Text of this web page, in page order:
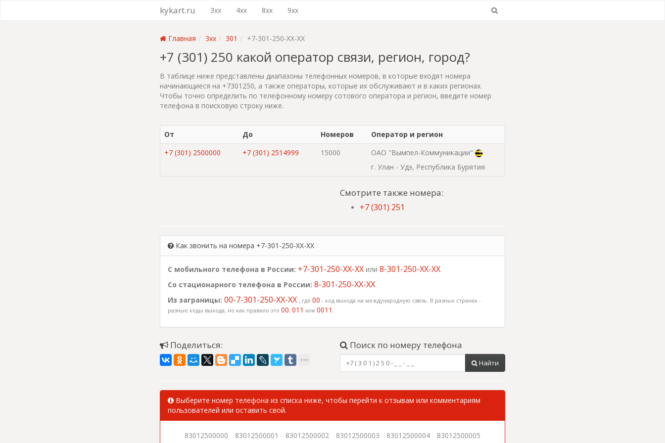
kykart.ru 3xx 4xx 8xx 9xx
Главная 3xx 301 +7-301-250-XX-XX
+7 (301) 250 какой оператор связи, регион, город?
В таблице ниже представлены диапазоны телефонных номеров, в которые входят номера
начинающиеся на +7301250, а также операторы, которые их обслуживают и в каких регионах.
Чтобы точно определить по телефонному номеру сотового оператора и регион, введите номер
телефона в поисковую строку ниже.
От До Номеров
Оператор и регион
+7 (301) 2500000
+7 (301) 2514999 15000
ОАО "Вымпел-Коммуникации"
г. Улан - Удэ, Республика Бурятия
Смотрите также номера:
+7 (301) 251
Как звонить на номера +7-301-250-XX-XX
С мобильного телефона в России: +7-301-250-XX-XX или 8-301-250-XX-XX
Со стационарного телефона в России: 8-301-250-XX-XX
Из заграницы: 00-7-301-250-XX-XX , где 00 - код выхода на международную связь. В разных странах -
разные коды выхода, но как правило это 00, 011 или 0011 .
Поделиться: Поиск по номеру телефона
Найти
Выберите номер телефона из списка ниже, чтобы перейти к отзывам или комментариям
пользователей или оставить свой.
83012500000 83012500001 83012500002 83012500003 83012500004 83012500005